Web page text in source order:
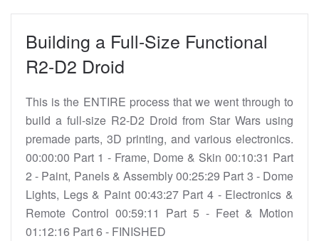
Building a Full-Size Functional
R2-D2 Droid
This is the ENTIRE process that we went through to
build a full-size R2-D2 Droid from Star Wars using
premade parts, 3D printing, and various electronics.
00:00:00 Part 1 - Frame, Dome & Skin 00:10:31 Part
2 - Paint, Panels & Assembly 00:25:29 Part 3 - Dome
Lights, Legs & Paint 00:43:27 Part 4 - Electronics &
Remote Control 00:59:11 Part 5 - Feet & Motion
01:12:16 Part 6 - FINISHED